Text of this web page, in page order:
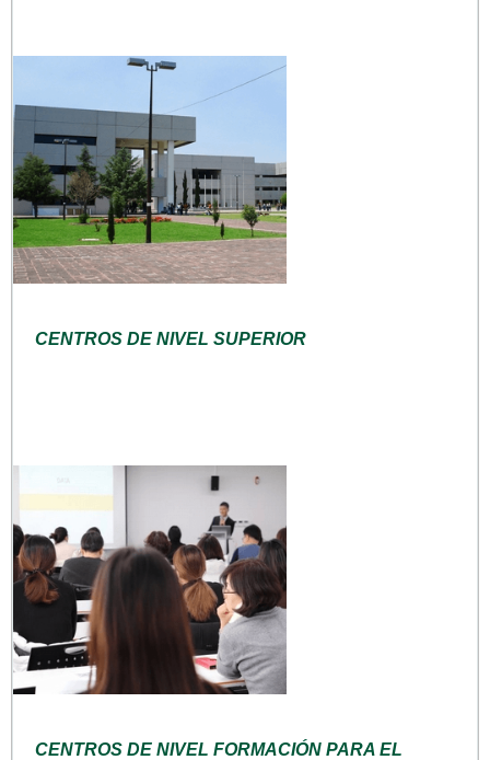
CENTROS DE NIVEL SUPERIOR
CENTROS DE NIVEL FORMACIÓN PARA EL